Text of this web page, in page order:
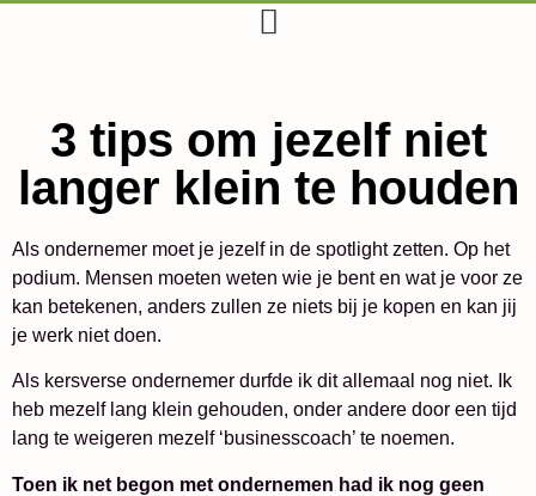
3 tips om jezelf niet
langer klein te houden
Als ondernemer moet je jezelf in de spotlight zetten. Op het
podium. Mensen moeten weten wie je bent en wat je voor ze
kan betekenen, anders zullen ze niets bij je kopen en kan jij
je werk niet doen.
Als kersverse ondernemer durfde ik dit allemaal nog niet. Ik
heb mezelf lang klein gehouden, onder andere door een tijd
lang te weigeren mezelf ‘businesscoach’ te noemen.
Toen ik net begon met ondernemen had ik nog geen